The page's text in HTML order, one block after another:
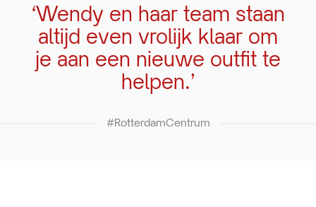
‘Wendy en haar team staan
altijd even vrolijk klaar om
je aan een nieuwe outfit te
helpen.’
#RotterdamCentrum